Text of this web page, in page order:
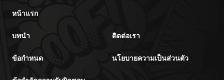
หน้าแรก
บทนำ ติดต่อเรา
ข้อกำหนด นโยบายความเป็นส่วนตัว